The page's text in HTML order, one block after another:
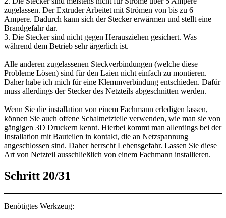
zugelassen. Der Extruder Arbeitet mit Strömen von bis zu 6
Ampere. Dadurch kann sich der Stecker erwärmen und stellt eine
Brandgefahr dar.
3. Die Stecker sind nicht gegen Herausziehen gesichert. Was
während dem Betrieb sehr ärgerlich ist.
Alle anderen zugelassenen Steckverbindungen (welche diese
Probleme Lösen) sind für den Laien nicht einfach zu montieren.
Daher habe ich mich für eine Klemmverbindung entschieden. Dafür
muss allerdings der Stecker des Netzteils abgeschnitten werden.
Wenn Sie die installation von einem Fachmann erledigen lassen,
können Sie auch offene Schaltnetzteile verwenden, wie man sie von
gängigen 3D Druckern kennt. Hierbei kommt man allerdings bei der
Installation mit Bauteilen in kontakt, die an Netzspannung
angeschlossen sind. Daher herrscht Lebensgefahr. Lassen Sie diese
Art von Netzteil ausschließlich von einem Fachmann installieren.
Schritt 20/31
Benötigtes Werkzeug: